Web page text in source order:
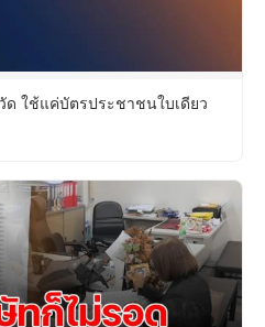
ด ใช้แค่บัตรประชาชนใบเดียว